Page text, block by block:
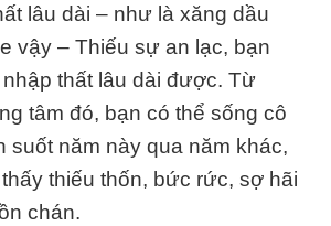
lâu dài – như là xăng dầu
vậy – Thiếu sự an lạc, bạn
thất lâu dài được. Từ
tâm đó, bạn có thể sống cô
suốt năm này qua năm khác,
thiếu thốn, bức rức, sợ hãi
chán.